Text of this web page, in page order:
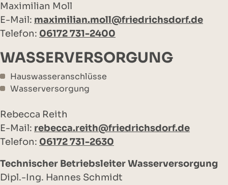
Maximilian Moll
E-Mail: maximilian.moll@friedrichsdorf.de
Telefon: 06172 731-2400
WASSERVERSORGUNG
Hauswasseranschlüsse
Wasserversorgung
Rebecca Reith
E-Mail: rebecca.reith@friedrichsdorf.de
Telefon: 06172 731-2630
Technischer Betriebsleiter Wasserversorgung
Dipl.-Ing. Hannes Schmidt